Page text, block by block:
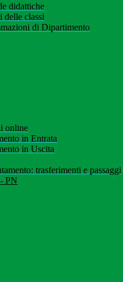
didattiche
delle classi
di Dipartimento
online
in Entrata
in Uscita
trasferimenti e passaggi
PN